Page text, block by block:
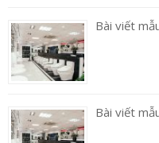
Bài viết
Bài viết